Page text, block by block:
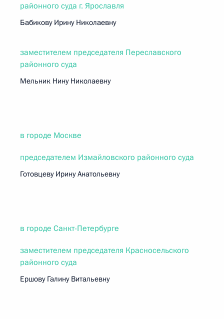
районного суда г. Ярославля
Бабикову Ирину Николаевну
заместителем председателя Переславского
районного суда
Мельник Нину Николаевну
в городе Москве
председателем Измайловского районного суда
Готовцеву Ирину Анатольевну
в городе Санкт-Петербурге
заместителем председателя Красносельского
районного суда
Ершову Галину Витальевну